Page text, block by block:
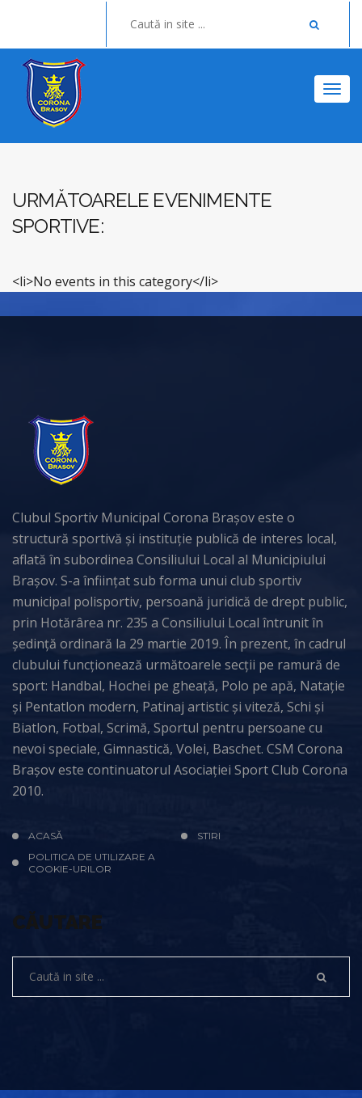
URMĂTOARELE EVENIMENTE
SPORTIVE:
<li>No events in this category</li>
Clubul Sportiv Municipal Corona Brașov este o
structură sportivă și instituție publică de interes local,
aflată în subordinea Consiliului Local al Municipiului
Brașov. S-a înființat sub forma unui club sportiv
municipal polisportiv, persoană juridică de drept public,
prin Hotărârea nr. 235 a Consiliului Local întrunit în
ședință ordinară la 29 martie 2019. În prezent, în cadrul
clubului funcționează următoarele secții pe ramură de
sport: Handbal, Hochei pe gheață, Polo pe apă, Natație
și Pentatlon modern, Patinaj artistic și viteză, Schi și
Biatlon, Fotbal, Scrimă, Sportul pentru persoane cu
nevoi speciale, Gimnastică, Volei, Baschet. CSM Corona
Brașov este continuatorul Asociației Sport Club Corona
2010.
ACASĂ
STIRI
POLITICA DE UTILIZARE A
COOKIE-URILOR
CĂUTARE